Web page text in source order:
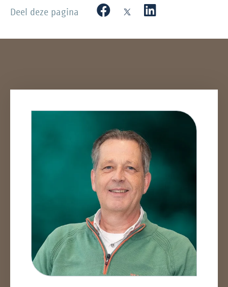
Deel deze pagina